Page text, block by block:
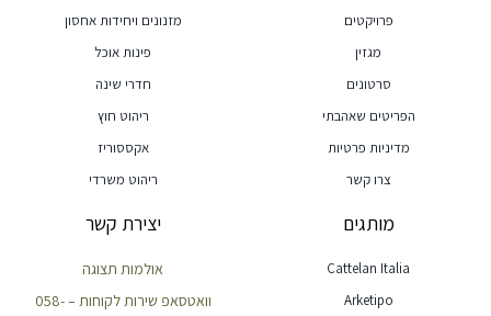
פרויקטים
מגזין
סרטונים
הפריטים שאהבתי
מדיניות פרטיות
צרו קשר
מזנונים ויחידות אחסון
פינות אוכל
חדרי שינה
ריהוט חוץ
אקססוריז
ריהוט משרדי
מותגים
Cattelan Italia
Arketipo
יצירת קשר
אולמות תצוגה
וואטסאפ שירות לקוחות – 058-